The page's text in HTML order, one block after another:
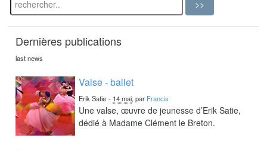
Dernières publications
last news
Valse - ballet
Erik Satie - 14 mai, par Francis
Une valse, œuvre de jeunesse d’Erik Satie,
dédié à Madame Clément le Breton.